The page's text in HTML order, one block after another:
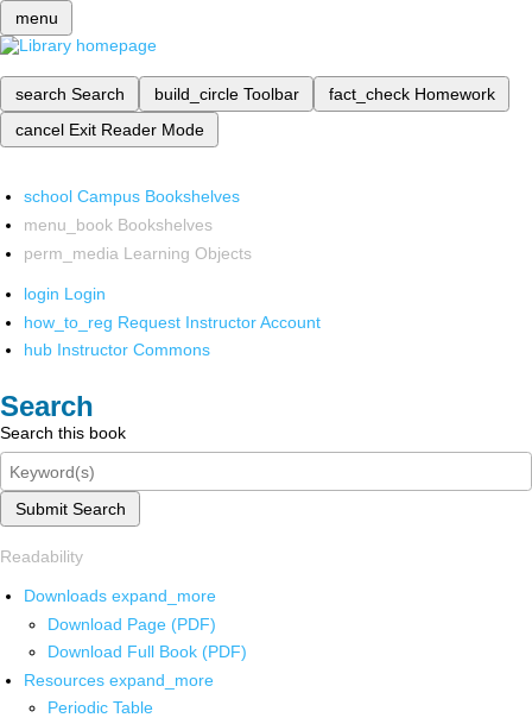
menu
search Search build_circle Toolbar fact_check Homework
cancel Exit Reader Mode
school Campus Bookshelves
menu_book Bookshelves
perm_media Learning Objects
login Login
how_to_reg Request Instructor Account
hub Instructor Commons
Search
Search this book
Submit Search
Readability
Downloads expand_more
Download Page (PDF)
Download Full Book (PDF)
Resources expand_more
Periodic Table